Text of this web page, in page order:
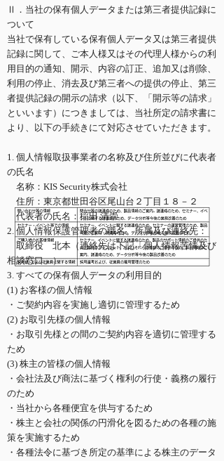
Ⅱ．当社の保有個人データまたは第三者提供記録に
ついて
当社で保有している保有個人データ又は第三者提供
記録に関して、ご本人様又はその代理人様からの利
用目的の通知、開示、内容の訂正、追加又は削除、
利用の停止、消去及び第三者への提供の停止、第三
者提供記録の開示の請求（以下、「開示等の請求」
といいます）につきましては、当社所定の請求書に
より、以下の手続きにて対応させていただきます。
1. 個人情報取扱事業者の名称及び住所並びに代表者
の氏名
名称：KIS Security株式会社
住所：東京都世田谷区尾山台２丁目１８－２
代表者の氏名：稲田 清崇
2. 個人情報保護管理者の職名、所属及び連絡先：
取締役 北本（連絡先は下記「個人情報苦情及び
相談窓口」）
3. すべての保有個人データの利用目的
(1) お客様の個人情報
・ご契約内容を実施し適切に管理するため
(2) お取引先様の個人情報
・お取引先様との間のご契約内容を適切に管理する
ため
(3) 株主の皆様の個人情報
・会社法及び商法に基づく権利の行使・義務の履行
のため
・当社から各種便宜を供与するため
・株主と会社の関係の円滑化を図るための各種の施
策を実施するため
・各種法令に基づき所定の基準による株主のデータ